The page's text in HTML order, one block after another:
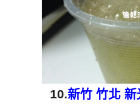
10.新竹 竹北